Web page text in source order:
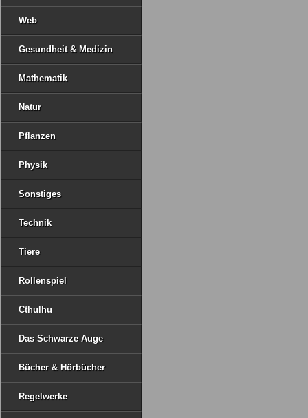
Web
Gesundheit & Medizin
Mathematik
Natur
Pflanzen
Physik
Sonstiges
Technik
Tiere
Rollenspiel
Cthulhu
Das Schwarze Auge
Bücher & Hörbücher
Regelwerke